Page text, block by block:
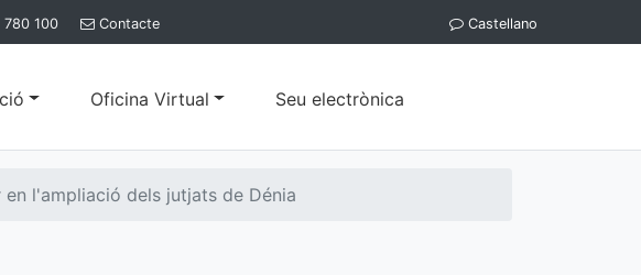
780 100 Contacte Castellano
Oficina Virtual Seu electrònica
l'ampliació dels jutjats de Dénia